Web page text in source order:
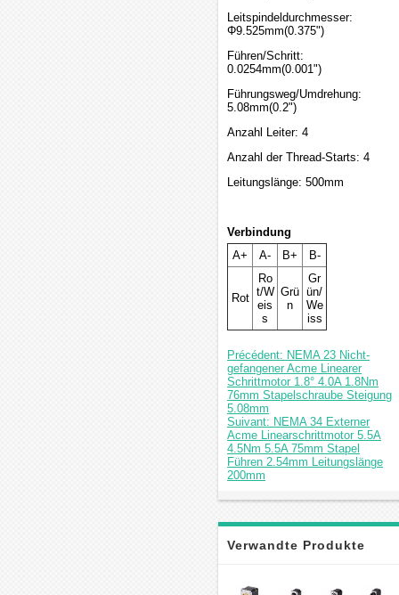
Leitspindeldurchmesser:
Φ9.525mm(0.375")
Führen/Schritt:
0.0254mm(0.001")
Führungsweg/Umdrehung:
5.08mm(0.2")
Anzahl Leiter: 4
Anzahl der Thread-Starts: 4
Leitungslänge: 500mm
Verbindung
A+
A- B+ B-
Rot
Ro
t/W
eis
s
Grü
n
Gr
ün/
We
iss
Précédent: NEMA 23 Nicht-
gefangener Acme Linearer
Schrittmotor 1.8° 4.0A 1.8Nm
76mm Stapelschraube Steigung
5.08mm
Suivant: NEMA 34 Externer
Acme Linearschrittmotor 5.5A
4.5Nm 5.5A 75mm Stapel
Führen 2.54mm Leitungslänge
200mm
Verwandte Produkte